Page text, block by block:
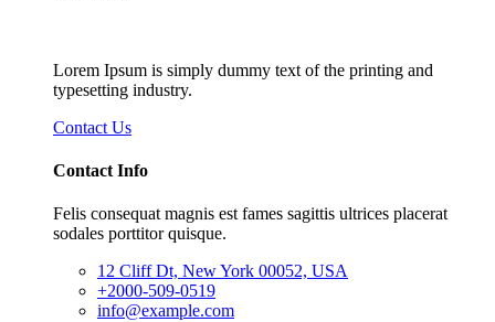
Lorem Ipsum is simply dummy text of the printing and
typesetting industry.
Contact Us
Contact Info
Felis consequat magnis est fames sagittis ultrices placerat
sodales porttitor quisque.
12 Cliff Dt, New York 00052, USA
+2000-509-0519
info@example.com